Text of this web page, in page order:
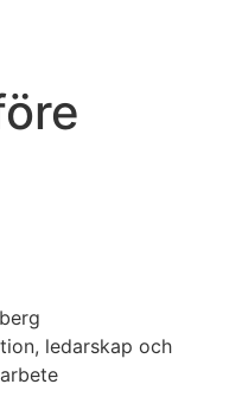
ledarskap och